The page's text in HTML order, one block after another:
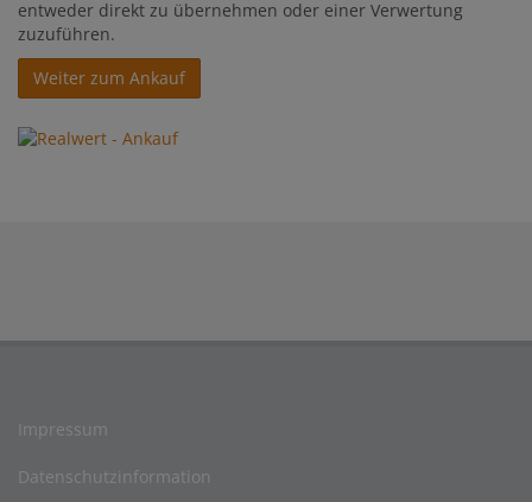
entweder direkt zu übernehmen oder einer Verwertung
zuzuführen.
Weiter zum Ankauf
Impressum
Datenschutzinformation